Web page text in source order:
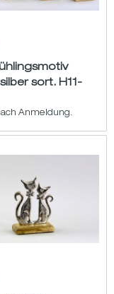
sort. H11-
Anmeldung.